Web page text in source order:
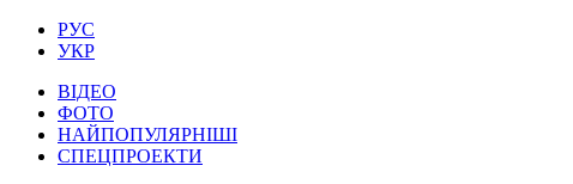
РУС
УКР
ВІДЕО
ФОТО
НАЙПОПУЛЯРНІШІ
СПЕЦПРОЕКТИ